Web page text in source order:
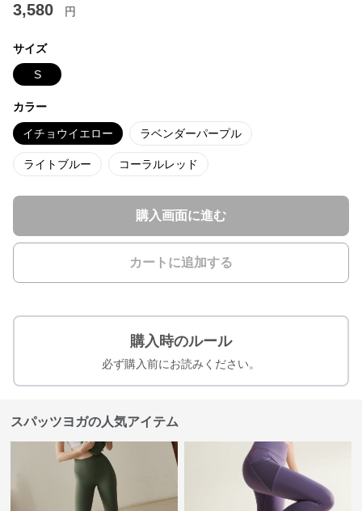
3,580 円
サイズ
S
カラー
イチョウイエロー ラベンダーパープル
ライトブルー コーラルレッド
購入画面に進む
カートに追加する
購入時のルール
必ず購入前にお読みください。
スパッツヨガの人気アイテム